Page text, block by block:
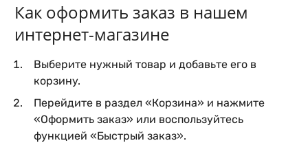
Как оформить заказ в нашем
интернет-магазине
Выберите нужный товар и добавьте его в
корзину.
Перейдите в раздел «Корзина» и нажмите
«Оформить заказ» или воспользуйтесь
функцией «Быстрый заказ».